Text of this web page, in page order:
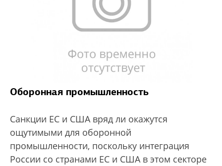
Оборонная промышленность
Санкции ЕС и США вряд ли окажутся
ощутимыми для оборонной
промышленности, поскольку интеграция
России со странами ЕС и США в этом секторе